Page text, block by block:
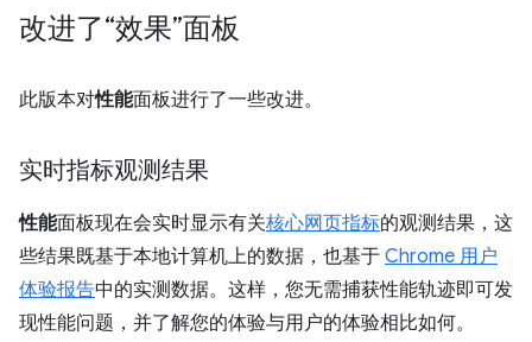
改进了“效果”面板
此版本对性能面板进行了一些改进。
实时指标观测结果
性能面板现在会实时显示有关核心网页指标的观测结果，这
些结果既基于本地计算机上的数据，也基于 Chrome 用户
体验报告中的实测数据。这样，您无需捕获性能轨迹即可发
现性能问题，并了解您的体验与用户的体验相比如何。